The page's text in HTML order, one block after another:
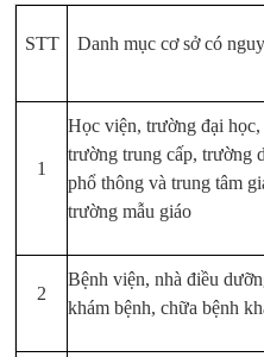
STT Danh mục cơ sở có
1
Học viện, trường đại học,
trường trung cấp, trường
phổ thông và trung tâm
trường mẫu giáo
2
Bệnh viện, nhà điều
khám bệnh, chữa bệnh